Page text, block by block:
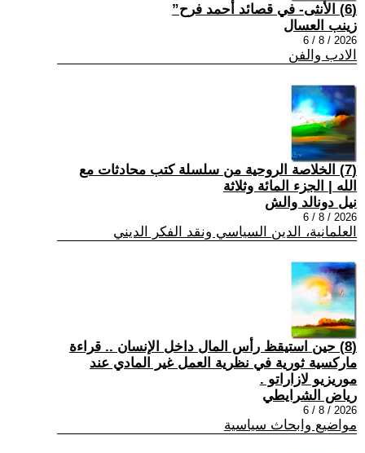
(6) الأنثى- في قصائد أحمد فرح”
زينب العسال
2026 / 8 / 6
الادب والفن
(7) الخلاصة الروحية من سلسلة كتب محادثات مع
الله | الجزء المائة وثلاثة
نيل دونالد والش
2026 / 8 / 6
العلمانية، الدين السياسي ونقد الفكر الديني
(8) حين استيقظ رأس المال داخل الإنسان .. قراءة
ماركسية ثورية في نظرية العمل غير المادي عند
موريزيو لازاراتو .
رياض الشرايطي
2026 / 8 / 6
مواضيع وابحاث سياسية